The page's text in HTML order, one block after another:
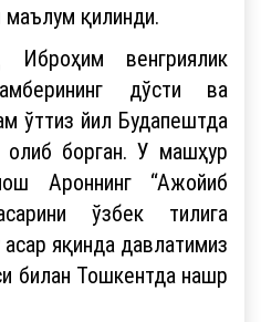
қилинди.
венгриялик
дўсти ва
ўттиз йил Будапештда
борган. У машҳур
Ароннинг “Ажойиб
ўзбек тилига
яқинда давлатимиз
билан Тошкентда нашр